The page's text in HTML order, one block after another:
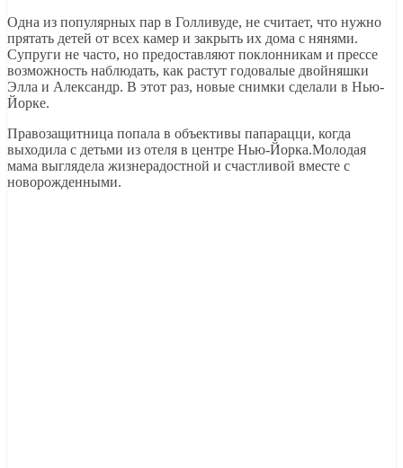
Одна из популярных пар в Голливуде, не считает, что нужно
прятать детей от всех камер и закрыть их дома с нянями.
Супруги не часто, но предоставляют поклонникам и прессе
возможность наблюдать, как растут годовалые двойняшки
Элла и Александр. В этот раз, новые снимки сделали в Нью-
Йорке.
Правозащитница попала в объективы папарацци, когда
выходила с детьми из отеля в центре Нью-Йорка.Молодая
мама выглядела жизнерадостной и счастливой вместе с
новорожденными.